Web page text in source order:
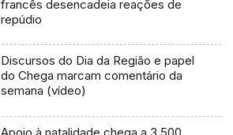
francês desencadeia reações de
repúdio
Discursos do Dia da Região e papel
do Chega marcam comentário da
semana (vídeo)